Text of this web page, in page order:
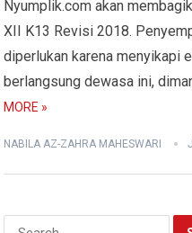
Nyumplik.com akan
XII K13 Revisi 2018.
diperlukan karena menyikapi
berlangsung dewasa ini,
MORE »
NABILA AZ-ZAHRA MAHESWARI
Search